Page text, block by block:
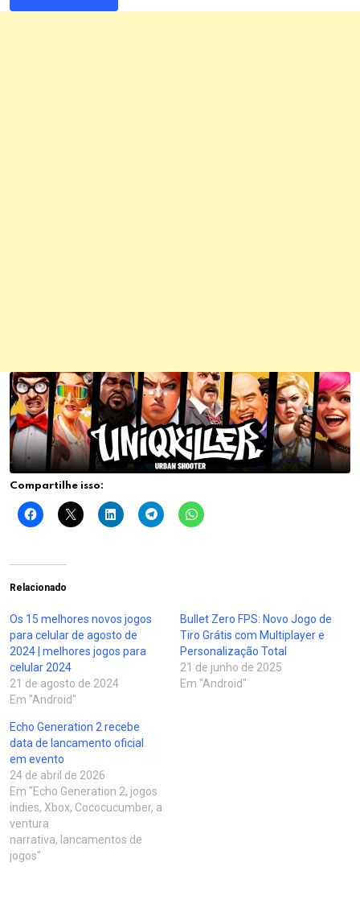
Compartilhe isso:
Relacionado
Os 15 melhores novos jogos
para celular de agosto de
2024 | melhores jogos para
celular 2024
21 de agosto de 2024
Em "Android"
Bullet Zero FPS: Novo Jogo de
Tiro Grátis com Multiplayer e
Personalização Total
21 de junho de 2025
Em "Android"
Echo Generation 2 recebe
data de lancamento oficial
em evento
24 de abril de 2026
Em "Echo Generation 2, jogos
indies, Xbox, Cococucumber, a
ventura
narrativa, lancamentos de
jogos"